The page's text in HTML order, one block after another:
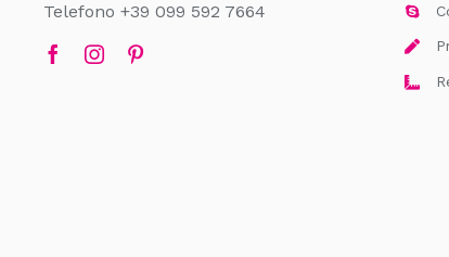
Telefono +39 099 592 7664